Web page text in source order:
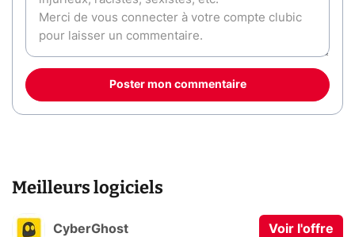
Poster mon commentaire
Meilleurs logiciels
CyberGhost Voir l'offre